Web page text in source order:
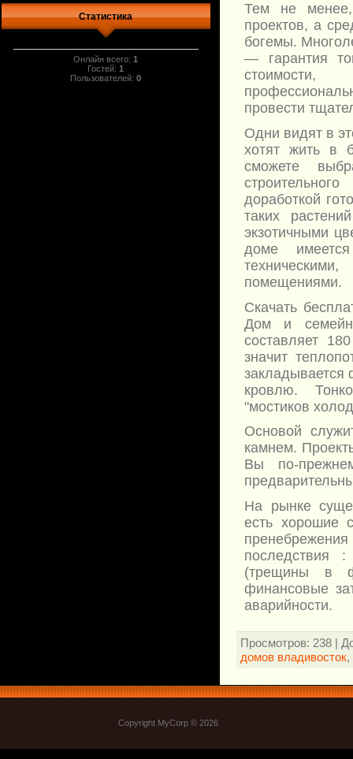
Статистика
Онлайн всего:1
Гостей:1
Пользователей:0
Тем не
проектов, а
богемы.
— гарантия
стоимости,
провести
Одни видят в
хотят жить в
сможете
доработкой
таких
экзотичными
доме
помещениями.
Скачать
Дом и
составляет
значит
закладывается
кровлю.
"мостиков
Основой
камнем.
Вы по-
На рынке
есть хорошие
последствия :
(трещины в
финансовые
аварийности.
Просмотров: 238 |
домов владивосток,
Copyright MyCorp © 2026